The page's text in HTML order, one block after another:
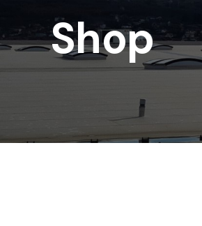
Shop